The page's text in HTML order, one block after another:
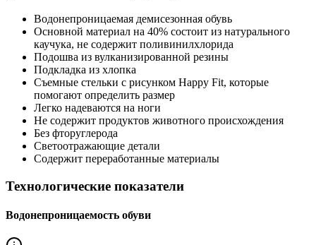
Водонепроницаемая демисезонная обувь
Основной материал на 40% состоит из натурального
каучука, не содержит поливинилхлорида
Подошва из вулканизированной резины
Подкладка из хлопка
Съемные стельки с рисунком Happy Fit, которые
помогают определить размер
Легко надеваются на ноги
Не содержит продуктов животного происхождения
Без фторуглерода
Светоотражающие детали
Содержит переработанные материалы
Технологические показатели
Водонепроницаемость обуви